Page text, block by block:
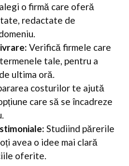
o firmă care oferă
redactate de
Verifică firmele care
tale, pentru a
ultima oră.
costurilor te ajută
care să se încadreze
Studiind părerile
avea o idee mai clară
oferite.